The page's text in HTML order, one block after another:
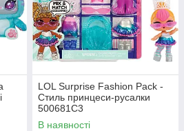
LOL Surprise Fashion Pack -
Стиль принцеси-русалки
500681C3
В наявності